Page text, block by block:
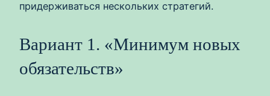
придерживаться нескольких стратегий.
Вариант 1. «Минимум новых
обязательств»